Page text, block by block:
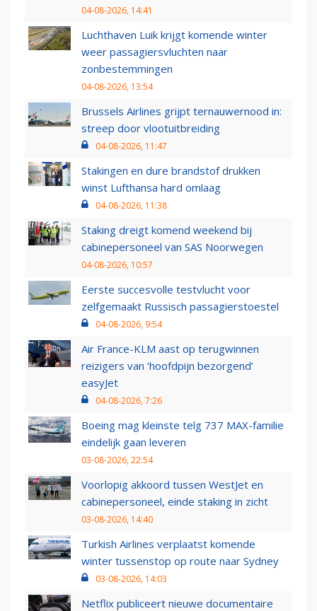
04-08-2026, 14:41
Luchthaven Luik krijgt komende winter
weer passagiersvluchten naar
zonbestemmingen
04-08-2026, 13:54
Brussels Airlines grijpt ternauwernood in:
streep door vlootuitbreiding
04-08-2026, 11:47
Stakingen en dure brandstof drukken
winst Lufthansa hard omlaag
04-08-2026, 11:38
Staking dreigt komend weekend bij
cabinepersoneel van SAS Noorwegen
04-08-2026, 10:57
Eerste succesvolle testvlucht voor
zelfgemaakt Russisch passagierstoestel
04-08-2026, 9:54
Air France-KLM aast op terugwinnen
reizigers van ‘hoofdpijn bezorgend’
easyJet
04-08-2026, 7:26
Boeing mag kleinste telg 737 MAX-familie
eindelijk gaan leveren
03-08-2026, 22:54
Voorlopig akkoord tussen WestJet en
cabinepersoneel, einde staking in zicht
03-08-2026, 14:40
Turkish Airlines verplaatst komende
winter tussenstop op route naar Sydney
03-08-2026, 14:03
Netflix publiceert nieuwe documentaire